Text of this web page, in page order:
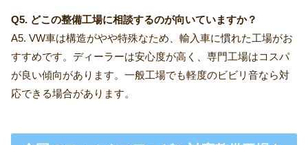
Q5. どこの整備工場に相談するのが向いていますか？
A5. VW車は構造がやや特殊なため、輸入車に慣れた工場がお
すすめです。ディーラーは安心度が高く、専門工場はコスパ
が良い傾向があります。一般工場でも軽度のビビリ音なら対
応できる場合があります。